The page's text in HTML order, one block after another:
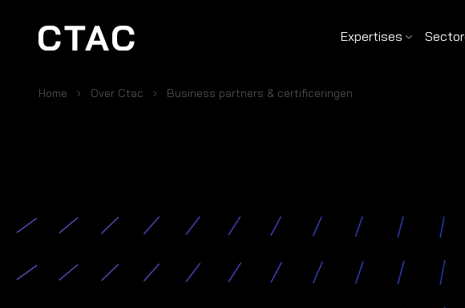
Expertises
Home Over Ctac Business partners & certificeringen